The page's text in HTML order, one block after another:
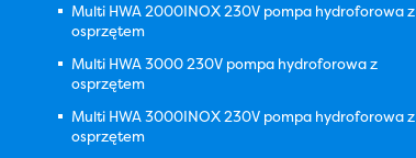
Multi HWA 2000INOX 230V pompa hydroforowa z
osprzętem
Multi HWA 3000 230V pompa hydroforowa z
osprzętem
Multi HWA 3000INOX 230V pompa hydroforowa z
osprzętem